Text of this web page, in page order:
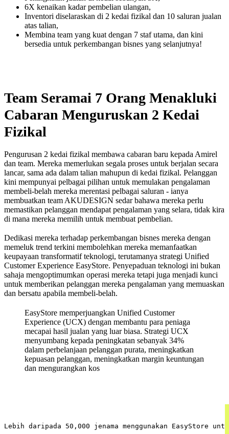
6X kenaikan kadar pembelian ulangan,
Inventori diselaraskan di 2 kedai fizikal dan 10 saluran jualan
atas talian,
Membina team yang kuat dengan 7 staf utama, dan kini
bersedia untuk perkembangan bisnes yang selanjutnya!
Team Seramai 7 Orang Menakluki
Cabaran Menguruskan 2 Kedai
Fizikal
Pengurusan 2 kedai fizikal membawa cabaran baru kepada Amirel
dan team. Mereka memerlukan segala proses untuk berjalan secara
lancar, sama ada dalam talian mahupun di kedai fizikal. Pelanggan
kini mempunyai pelbagai pilihan untuk memulakan pengalaman
membeli-belah mereka merentasi pelbagai saluran - ianya
membuatkan team AKUDESIGN sedar bahawa mereka perlu
memastikan pelanggan mendapat pengalaman yang selara, tidak kira
di mana mereka memilih untuk membuat pembelian.
Dedikasi mereka terhadap perkembangan bisnes mereka dengan
memeluk trend terkini membolehkan mereka memanfaatkan
keupayaan transformatif teknologi, terutamanya strategi Unified
Customer Experience EasyStore. Penyepaduan teknologi ini bukan
sahaja mengoptimumkan operasi mereka tetapi juga menjadi kunci
untuk memberikan pelanggan mereka pengalaman yang memuaskan
dan bersatu apabila membeli-belah.
EasyStore memperjuangkan Unified Customer
Experience (UCX) dengan membantu para peniaga
mecapai hasil jualan yang luar biasa. Strategi UCX
menyumbang kepada peningkatan sebanyak 34%
dalam perbelanjaan pelanggan purata, meningkatkan
kepuasan pelanggan, meningkatkan margin keuntungan
dan mengurangkan kos
Lebih daripada 50,000 jenama menggunakan EasyStore